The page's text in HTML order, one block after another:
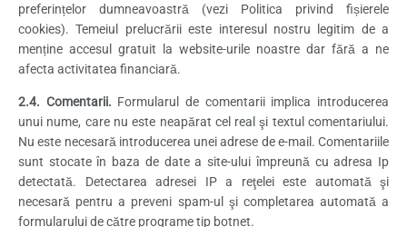
preferințelor dumneavoastră (vezi Politica privind fișierele
cookies). Temeiul prelucrării este interesul nostru legitim de a
menține accesul gratuit la website-urile noastre dar fără a ne
afecta activitatea financiară.
2.4. Comentarii. Formularul de comentarii implica introducerea
unui nume, care nu este neapărat cel real şi textul comentariului.
Nu este necesară introducerea unei adrese de e-mail. Comentariile
sunt stocate în baza de date a site-ului împreună cu adresa Ip
detectată. Detectarea adresei IP a reţelei este automată şi
necesară pentru a preveni spam-ul şi completarea automată a
formularului de către programe tip botnet.